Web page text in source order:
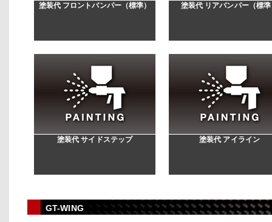
塗装代 フロントバンパー（標準） 塗装代 リアバンパー（標
塗装代 サイドステップ 塗装代 アイライン
GT-WING